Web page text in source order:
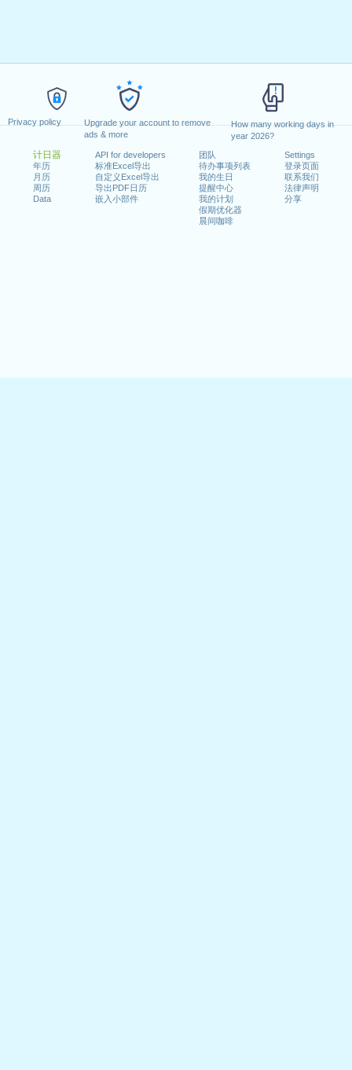
Privacy policy
Upgrade your account to remove
ads & more
How many working days in
year 2026?
计日器
年历
月历
周历
Data
API for developers
标准Excel导出
自定义Excel导出
导出PDF日历
嵌入小部件
团队
待办事项列表
我的生日
提醒中心
我的计划
假期优化器
晨间咖啡
Settings
登录页面
联系我们
法律声明
分享